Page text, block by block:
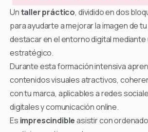
Untaller práctico, dividido en dos
para ayudarte a mejorar la imagen de
destacar en el entorno digital mediante
estratégico.
Durante esta formación intensiva
contenidos visuales atractivos,
con tu marca, aplicables a redes
digitales y comunicación online.
Es imprescindibleasistir con